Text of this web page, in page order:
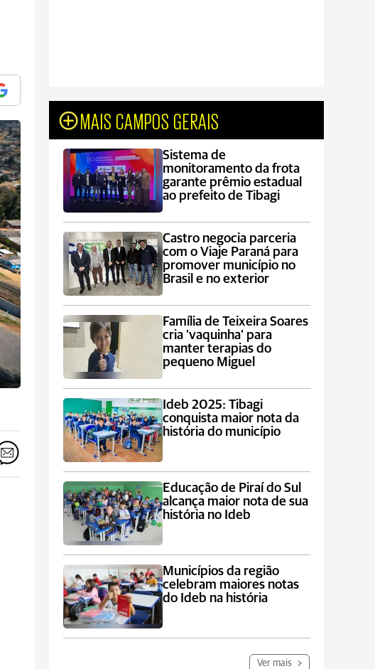
MAIS CAMPOS GERAIS
Sistema de
monitoramento da frota
garante prêmio estadual
ao prefeito de Tibagi
Castro negocia parceria
com o Viaje Paraná para
promover município no
Brasil e no exterior
Família de Teixeira Soares
cria 'vaquinha' para
manter terapias do
pequeno Miguel
Ideb 2025: Tibagi
conquista maior nota da
história do município
Educação de Piraí do Sul
alcança maior nota de sua
história no Ideb
Municípios da região
celebram maiores notas
do Ideb na história
Ver mais